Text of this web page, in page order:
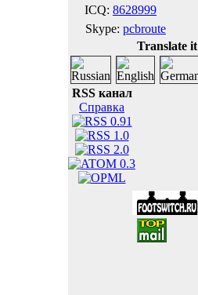
ICQ: 8628999
Skype: pcbroute
Translate it
RSS канал
Справка